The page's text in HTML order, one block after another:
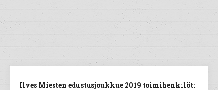
Ilves Miesten edustusjoukkue 2019 toimihenkilöt: